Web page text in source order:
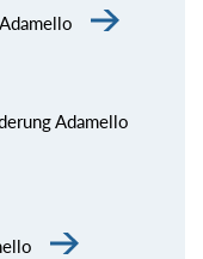
Adamello